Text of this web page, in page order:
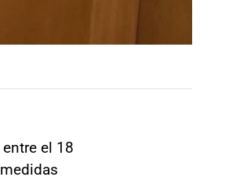
el 18